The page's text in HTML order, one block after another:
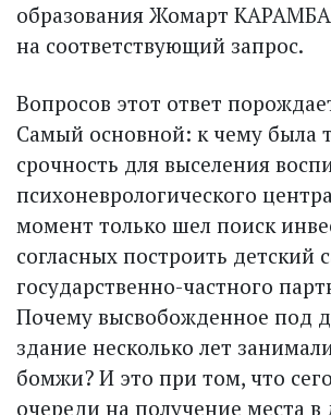
образования Жомарт
на соответствующий запрос.
Вопросов этот ответ
Самый основной: к чему была
срочность для выселения
психоневрологического
момент только шел поиск
согласных построить детский
государственно-частного
Почему высвобожденное под
здание несколько лет
бомжи? И это при том, что
очереди на получение места